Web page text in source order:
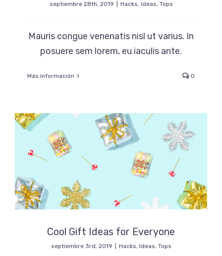
septiembre 28th, 2019 Hacks, Ideas, Tops
Mauris congue venenatis nisl ut varius. In
posuere sem lorem, eu iaculis ante.
Más información 0
Cool Gift Ideas for Everyone
septiembre 3rd, 2019 Hacks, Ideas, Tops